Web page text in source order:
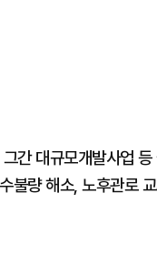
간 대규모개발사업
불량 해소, 노후관로